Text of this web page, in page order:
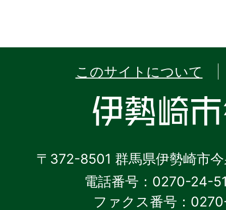
このサイトについて
〒372-8501 群馬県伊勢崎市
電話番号：0270-24-
ファクス番号：